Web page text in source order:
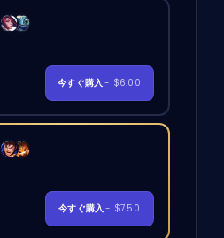
今すぐ購入- $6.00
今すぐ購入- $7.50